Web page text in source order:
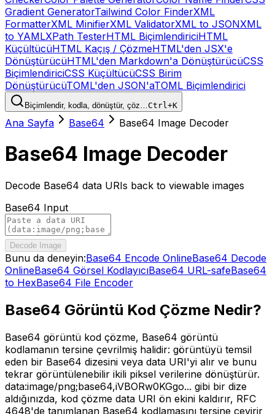
Gradient GeneratorTailwind Color FinderXML
FormatterXML MinifierXML ValidatorXML to JSONXML
to YAMLXPath TesterHTML BiçimlendiriciHTML
KüçültücüHTML Kaçış / ÇözmeHTML'den JSX'e
DönüştürücüHTML'den Markdown'a DönüştürücüCSS
BiçimlendiriciCSS KüçültücüCSS Birim
DönüştürücüTOML'den JSON'aTOML Biçimlendirici
Biçimlendir, kodla, dönüştür, çöz…Ctrl+K
Ana Sayfa Base64 Base64 Image Decoder
Base64 Image Decoder
Decode Base64 data URIs back to viewable images
Base64 Input
Decode Image
Bunu da deneyin:Base64 Encode OnlineBase64 Decode
OnlineBase64 Görsel KodlayıcıBase64 URL-safeBase64
to HexBase64 File Encoder
Base64 Görüntü Kod Çözme Nedir?
Base64 görüntü kod çözme, Base64 görüntü
kodlamanın tersine çevrilmiş halidir: görüntüyü temsil
eden bir Base64 dizesini veya data URI'yi alır ve bunu
tekrar görüntülenebilir ikili piksel verilerine dönüştürür.
data:image/png;base64,iVBORw0KGgo... gibi bir dize
aldığınızda, kod çözme data URI ön ekini kaldırır, RFC
4648'de tanımlanan Base64 kodlamasını tersine çevirir